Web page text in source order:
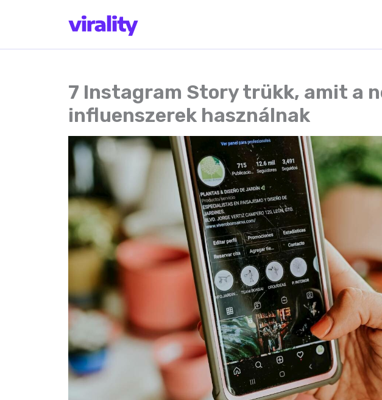
7 Instagram Story trükk, amit a
influenszerek használnak